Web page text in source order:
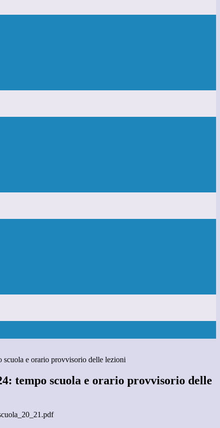
scuola e orario provvisorio delle lezioni
tempo scuola e orario provvisorio delle